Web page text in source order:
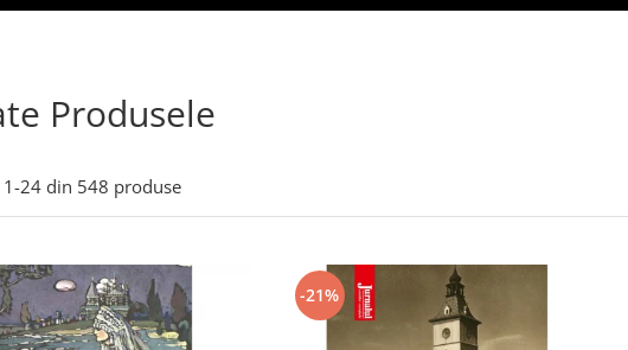
Produsele
1-24 din 548 produse
-21%